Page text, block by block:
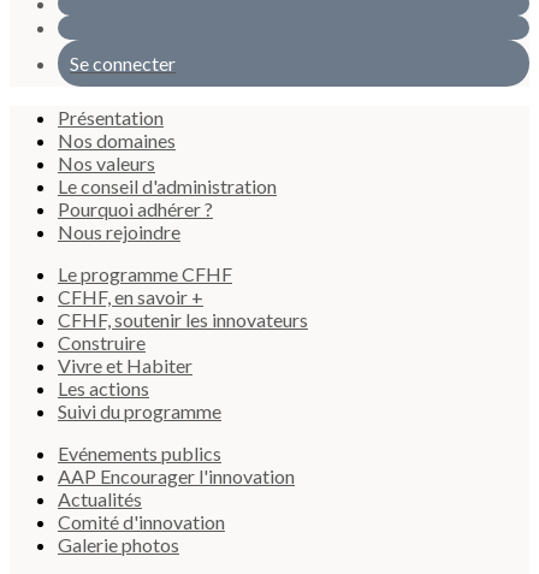
Se connecter
Présentation
Nos domaines
Nos valeurs
Le conseil d'administration
Pourquoi adhérer ?
Nous rejoindre
Le programme CFHF
CFHF, en savoir +
CFHF, soutenir les innovateurs
Construire
Vivre et Habiter
Les actions
Suivi du programme
Evénements publics
AAP Encourager l'innovation
Actualités
Comité d'innovation
Galerie photos